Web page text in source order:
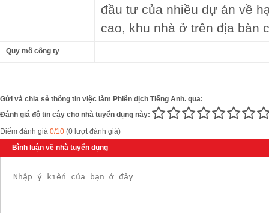
đầu tư của nhiều dự án về
cao, khu nhà ở trên địa bàn
Quy mô công ty
Gửi và chia sẻ thông tin việc làm Phiên dịch Tiếng Anh. qua:
Đánh giá độ tin cậy cho nhà tuyển dụng này:
Điểm đánh giá 0/10 (0 lượt đánh giá)
Bình luận về nhà tuyển dụng